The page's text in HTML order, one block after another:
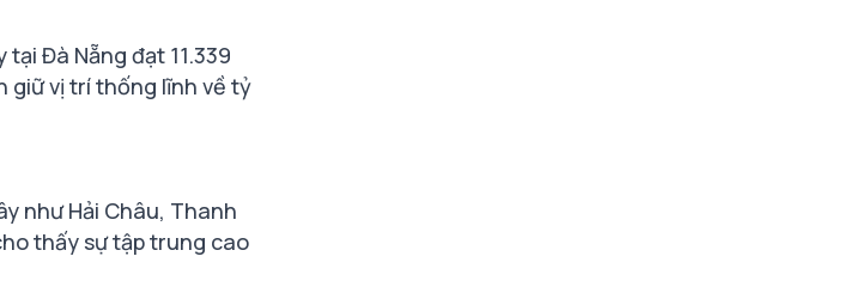
Đà Nẵng đạt 11.339
giữ vị trí thống lĩnh về tỷ
như Hải Châu, Thanh
thấy sự tập trung cao